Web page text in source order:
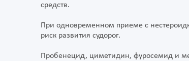
средств.
При одновременном приеме с
риск развития судорог.
Пробенецид, циметидин, фуросемид и